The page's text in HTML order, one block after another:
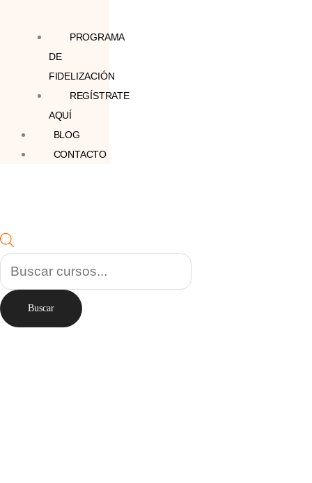
PROGRAMA
DE
FIDELIZACIÓN
REGÍSTRATE
AQUÍ
BLOG
CONTACTO
Buscar